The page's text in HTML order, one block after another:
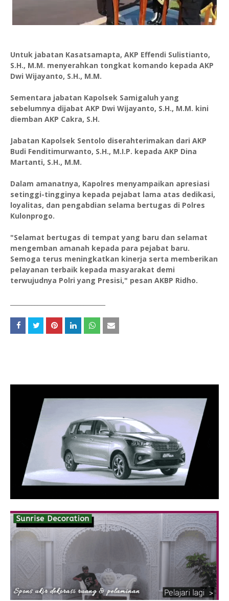
Untuk jabatan Kasatsamapta, AKP Effendi Sulistianto,
S.H., M.M. menyerahkan tongkat komando kepada AKP
Dwi Wijayanto, S.H., M.M.
Sementara jabatan Kapolsek Samigaluh yang
sebelumnya dijabat AKP Dwi Wijayanto, S.H., M.M. kini
diemban AKP Cakra, S.H.
Jabatan Kapolsek Sentolo diserahterimakan dari AKP
Budi Fenditimurwanto, S.H., M.I.P. kepada AKP Dina
Martanti, S.H., M.M.
Dalam amanatnya, Kapolres menyampaikan apresiasi
setinggi-tingginya kepada pejabat lama atas dedikasi,
loyalitas, dan pengabdian selama bertugas di Polres
Kulonprogo.
"Selamat bertugas di tempat yang baru dan selamat
mengemban amanah kepada para pejabat baru.
Semoga terus meningkatkan kinerja serta memberikan
pelayanan terbaik kepada masyarakat demi
terwujudnya Polri yang Presisi," pesan AKBP Ridho.